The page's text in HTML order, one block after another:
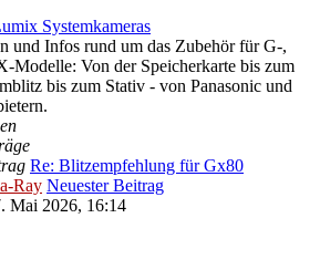
Systemkameras
und Infos rund um das Zubehör für G-,
Modelle: Von der Speicherkarte bis zum
bis zum Stativ - von Panasonic und
Re: Blitzempfehlung für Gx80
Ray Neuester Beitrag
Mai 2026, 16:14